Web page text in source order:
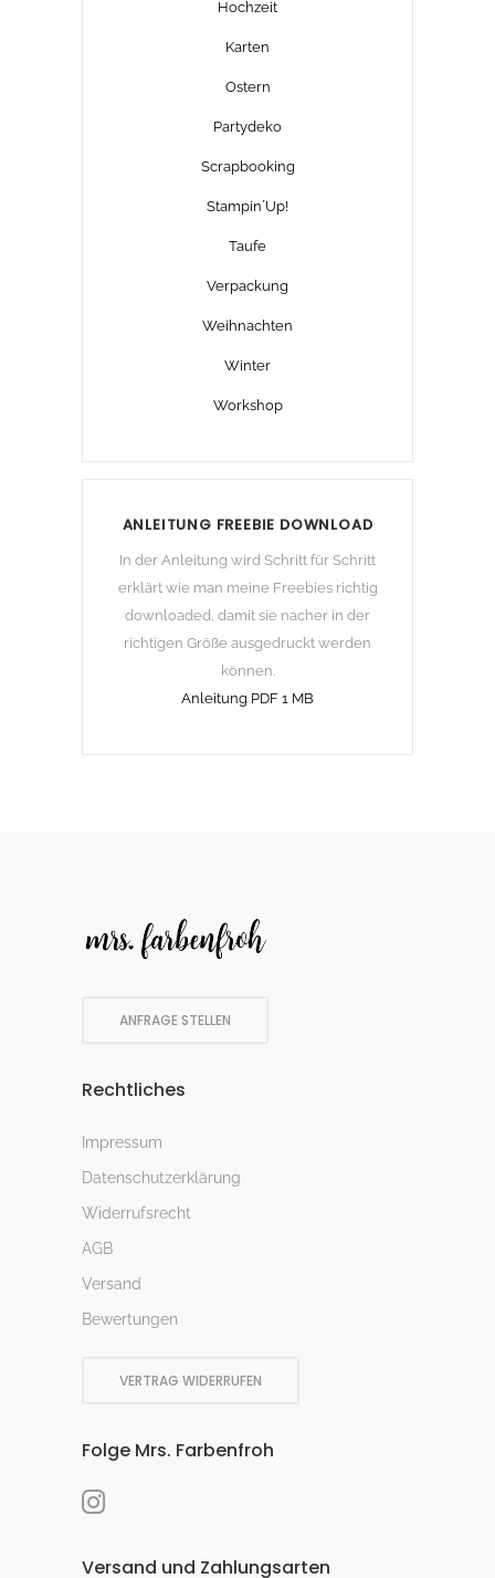
Hochzeit
Karten
Ostern
Partydeko
Scrapbooking
Stampin´Up!
Taufe
Verpackung
Weihnachten
Winter
Workshop
ANLEITUNG FREEBIE DOWNLOAD
In der Anleitung wird Schritt für Schritt
erklärt wie man meine Freebies richtig
downloaded, damit sie nacher in der
richtigen Größe ausgedruckt werden
können.
Anleitung PDF 1 MB
ANFRAGE STELLEN
Rechtliches
Impressum
Datenschutzerklärung
Widerrufsrecht
AGB
Versand
Bewertungen
VERTRAG WIDERRUFEN
Folge Mrs. Farbenfroh
Versand und Zahlungsarten